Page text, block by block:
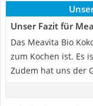
Unser Fazit für
Das Meavita Bio
zum Kochen ist. Es
Zudem hat uns der